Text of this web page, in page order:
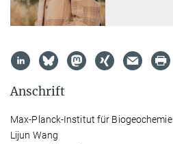
Anschrift
Max-Planck-Institut für Biogeochemie
Lijun Wang